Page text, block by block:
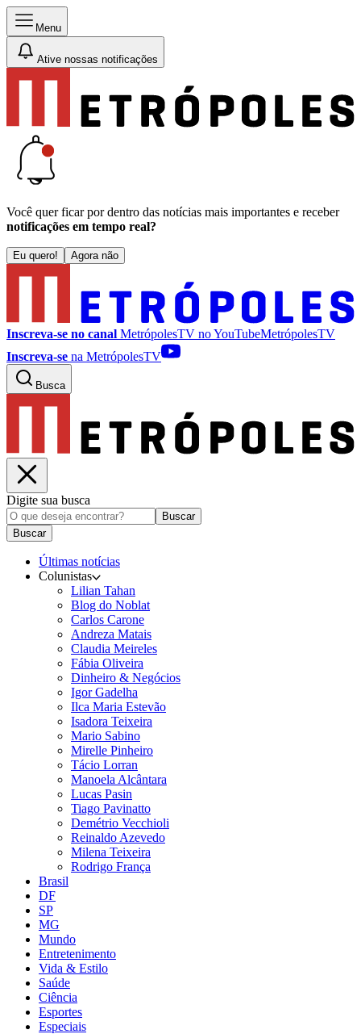
Menu
Ative nossas notificações
Você quer ficar por dentro das notícias mais importantes e receber
notificações em tempo real?
Eu quero! Agora não
Inscreva-se no canal MetrópolesTV noYouTubeMetrópolesTV
Inscreva-se na MetrópolesTV
Busca
Digite sua busca
Buscar
Buscar
Últimas notícias
Colunistas
Lilian Tahan
Blog do Noblat
Carlos Carone
Andreza Matais
Claudia Meireles
Fábia Oliveira
Dinheiro & Negócios
Igor Gadelha
Ilca Maria Estevão
Isadora Teixeira
Mario Sabino
Mirelle Pinheiro
Tácio Lorran
Manoela Alcântara
Lucas Pasin
Tiago Pavinatto
Demétrio Vecchioli
Reinaldo Azevedo
Milena Teixeira
Rodrigo França
Brasil
DF
SP
MG
Mundo
Entretenimento
Vida & Estilo
Saúde
Ciência
Esportes
Especiais